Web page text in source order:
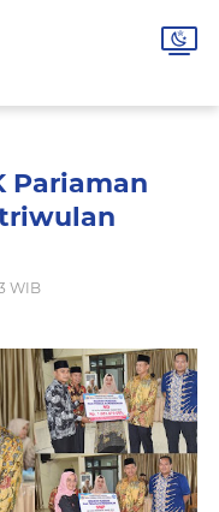
Pariaman
WIB